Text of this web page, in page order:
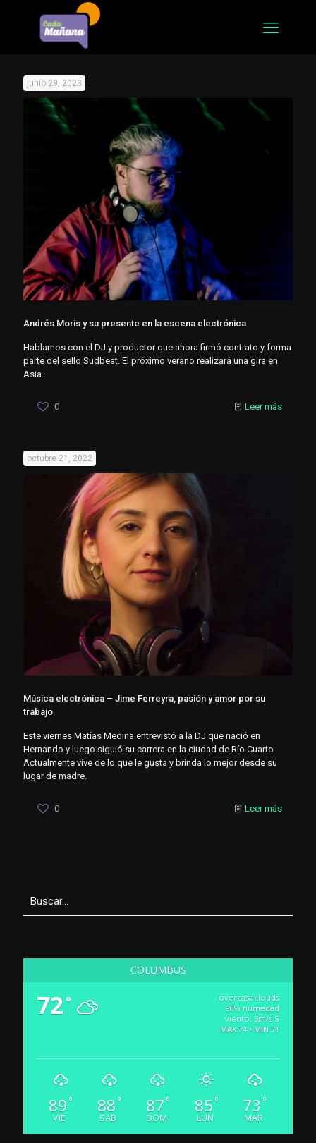
junio 29, 2023
Andrés Moris y su presente en la escena electrónica
Hablamos con el DJ y productor que ahora firmó contrato y forma
parte del sello Sudbeat. El próximo verano realizará una gira en
Asia.
0 Leer más
octubre 21, 2022
Música electrónica – Jime Ferreyra, pasión y amor por su
trabajo
Este viernes Matías Medina entrevistó a la DJ que nació en
Hernando y luego siguió su carrera en la ciudad de Río Cuarto.
Actualmente vive de lo que le gusta y brinda lo mejor desde su
lugar de madre.
0 Leer más
COLUMBUS
72 °
overcast clouds
96% humedad
viento: 3m/s S
MAX 74 • MIN 71
89 °
VIE
88 °
SAB
87 °
DOM
85 °
LUN
73 °
MAR